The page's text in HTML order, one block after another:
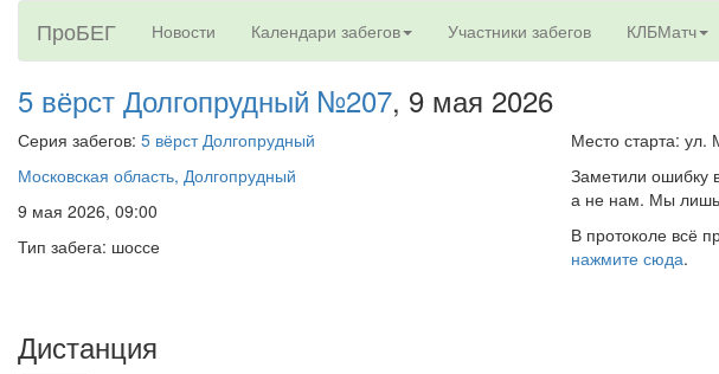
ПроБЕГ Новости Календари забегов Участники забегов КЛБМатч
5 вёрст Долгопрудный №207, 9 мая 2026
Серия забегов: 5 вёрст Долгопрудный
Московская область, Долгопрудный
9 мая 2026, 09:00
Тип забега: шоссе
Место старта:
Заметили ошибку
а не нам. Мы лишь
В протоколе всё
нажмите сюда.
Дистанция